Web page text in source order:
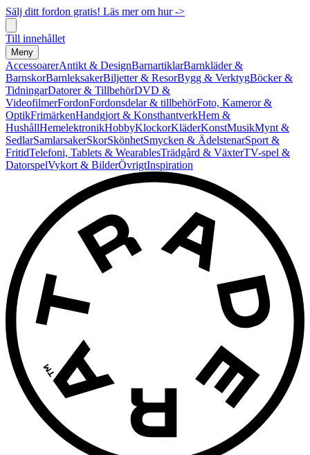
Sälj ditt fordon gratis! Läs mer om hur ->
Till innehållet
Meny
AccessoarerAntikt & DesignBarnartiklarBarnkläder &
BarnskorBarnleksakerBiljetter & ResorBygg & VerktygBöcker &
TidningarDatorer & TillbehörDVD &
VideofilmerFordonFordonsdelar & tillbehörFoto, Kameror &
OptikFrimärkenHandgjort & KonsthantverkHem &
HushållHemelektronikHobbyKlockorKläderKonstMusikMynt &
SedlarSamlarsakerSkorSkönhetSmycken & ÄdelstenarSport &
FritidTelefoni, Tablets & WearablesTrädgård & VäxterTV-spel &
DatorspelVykort & BilderÖvrigtInspiration